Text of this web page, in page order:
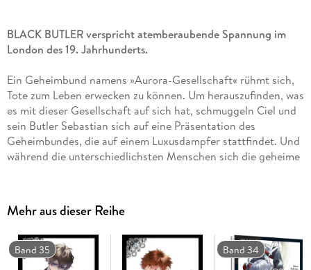
BLACK BUTLER verspricht atemberaubende Spannung im
London des 19. Jahrhunderts.
Ein Geheimbund namens »Aurora-Gesellschaft« rühmt sich,
Tote zum Leben erwecken zu können. Um herauszufinden, was
es mit dieser Gesellschaft auf sich hat, schmuggeln Ciel und
sein Butler Sebastian sich auf eine Präsentation des
Geheimbundes, die auf einem Luxusdampfer stattfindet. Und
während die unterschiedlichsten Menschen sich die geheime
Einzigartiger Mix aus Krimi, Action und Mystery, bei dem der
Afternoon Tea nicht fehlen darf.
Weitere Informationen:
Mehr aus dieser Reihe
Band 35 Band 34